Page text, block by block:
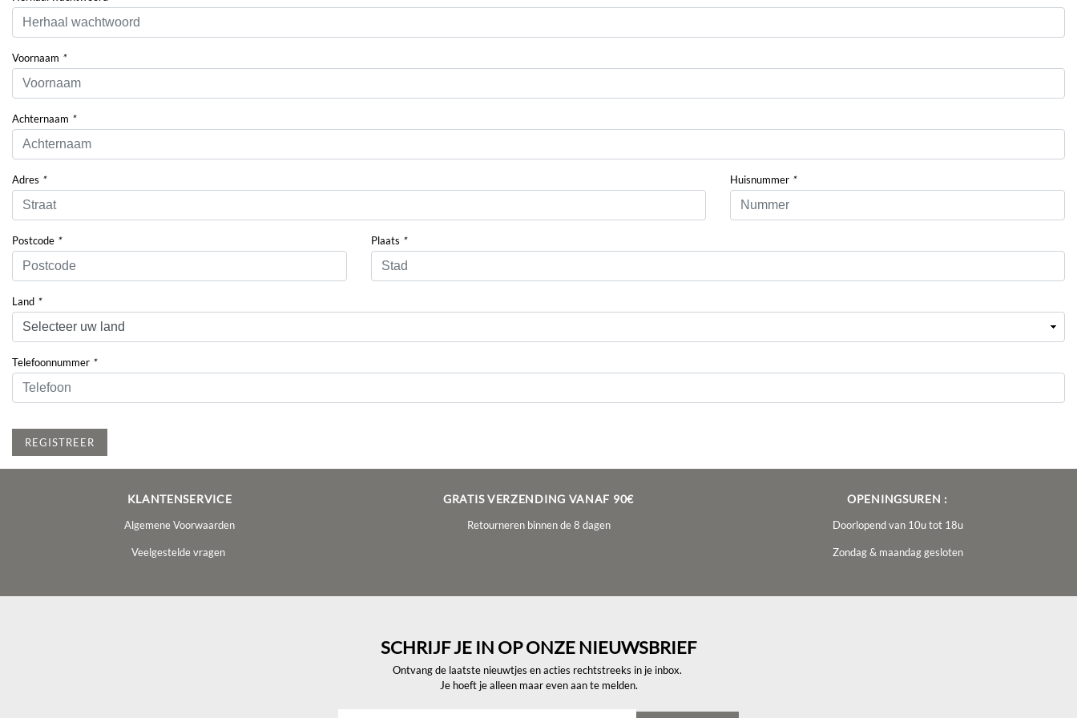
Voornaam *
Achternaam *
Adres * Huisnummer *
Postcode * Plaats *
Land *
Telefoonnummer *
REGISTREER
KLANTENSERVICE
Algemene Voorwaarden
Veelgestelde vragen
GRATIS VERZENDING VANAF 90€
Retourneren binnen de 8 dagen
OPENINGSUREN :
Doorlopend van 10u tot 18u
Zondag & maandag gesloten
SCHRIJF JE IN OP ONZE NIEUWSBRIEF
Ontvang de laatste nieuwtjes en acties rechtstreeks in je inbox.
Je hoeft je alleen maar even aan te melden.